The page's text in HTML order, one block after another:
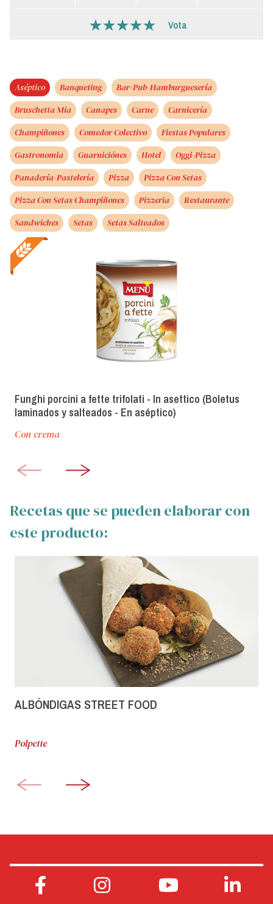
Vota
Aséptico Banqueting
Bar-Pub-Hamburguesería
Bruschetta Mia
Canapes Carne
Carnicería
Champiñones
Comedor Colectivo
Fiestas Populares
Gastronomia
Guarniciónes Hotel
Oggi-Pizza
Panadería-Pastelería
Pizza
Pizza Con Setas
Pizza Con Setas Champiñones
Pizzeria
Restaurante
Sandwiches
Setas Setas Salteados
Funghi porcini a fette trifolati - In asettico (Boletus
laminados y salteados - En aséptico)
Con crema
Recetas que se pueden elaborar con
este producto:
ALBÓNDIGAS STREET FOOD
Polpette